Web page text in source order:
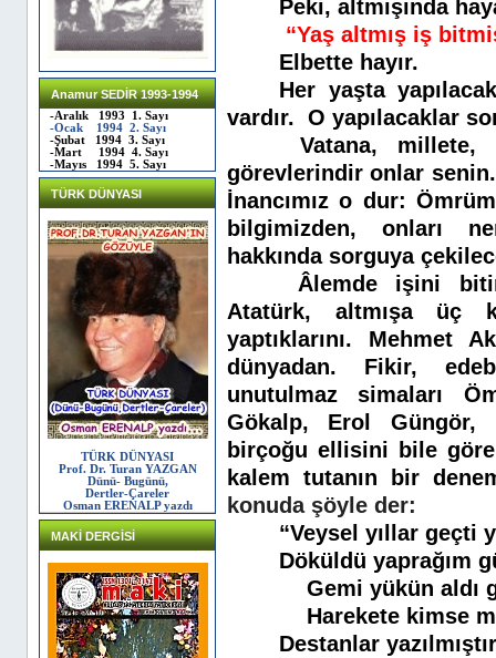
Anamur SEDİR 1993-1994
-Aralık 1993 1. Sayı
-Ocak 1994 2. Sayı
-Şubat 1994 3. Sayı
-Mart 1994 4. Sayı
-Mayıs 1994 5. Sayı
TÜRK DÜNYASI
TÜRK DÜNYASI
Prof. Dr. Turan YAZGAN
Dünü- Bugünü,
Dertler-Çareler
Osman ERENALP yazdı
MAKİ DERGİSİ
Peki, altmışında
“Yaş altmış iş
Elbette hayır.
Her yaşta
vardır. O yapılacaklar
Vatana, millete,
görevlerindir onlar senin.
İnancımız o dur:
bilgimizden, onları
hakkında sorguya
Âlemde işini
Atatürk, altmışa üç
yaptıklarını. Mehmet
dünyadan. Fikir,
unutulmaz simaları
Gökalp, Erol Güngör,
birçoğu ellisini bile
kalem tutanın bir
konuda şöyle der:
“Veysel yıllar geçti
Döküldü yaprağım
Gemi yükün aldı
Harekete kimse
Destanlar